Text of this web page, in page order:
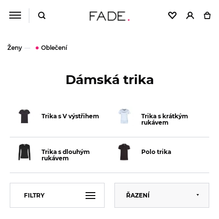
Ženy Oblečení
Dámská trika
Trika s V výstřihem
Trika s krátkým
rukávem
Trika s dlouhým
rukávem
Polo trika
FILTRY ŘAZENÍ
Výchozí
Abecedně